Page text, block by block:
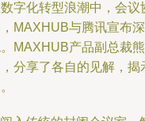
字化转型浪潮中，会
MAXHUB与腾讯宣布
MAXHUB产品副总裁
分享了各自的见解，